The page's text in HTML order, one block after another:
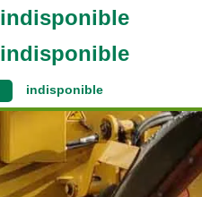
indisponible
indisponible
indisponible